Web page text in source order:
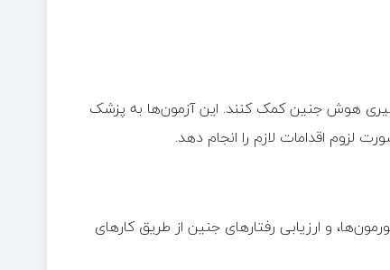
هوش جنین کمک کنند. این آزمون‌ها به پزشک
لزوم اقدامات لازم را انجام دهد.
و ارزیابی رفتارهای جنین از طریق کارهای